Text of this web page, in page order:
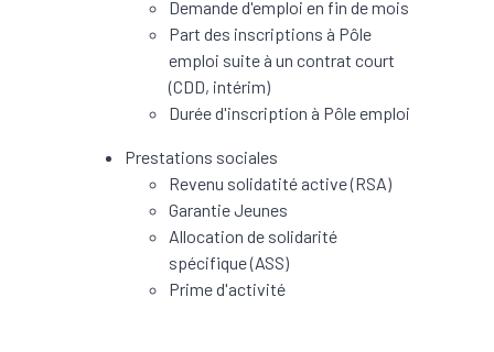
Demande d'emploi en fin de mois
Part des inscriptions à Pôle
emploi suite à un contrat court
(CDD, intérim)
Durée d'inscription à Pôle emploi
Prestations sociales
Revenu solidatité active (RSA)
Garantie Jeunes
Allocation de solidarité
spécifique (ASS)
Prime d'activité